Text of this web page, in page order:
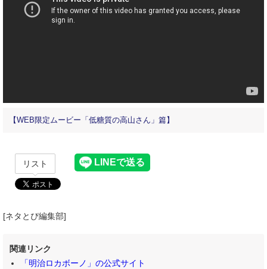
【WEB限定ムービー「低糖質の高山さん」篇】
リスト
[ネタとぴ編集部]
関連リンク
「明治ロカボーノ」の公式サイト